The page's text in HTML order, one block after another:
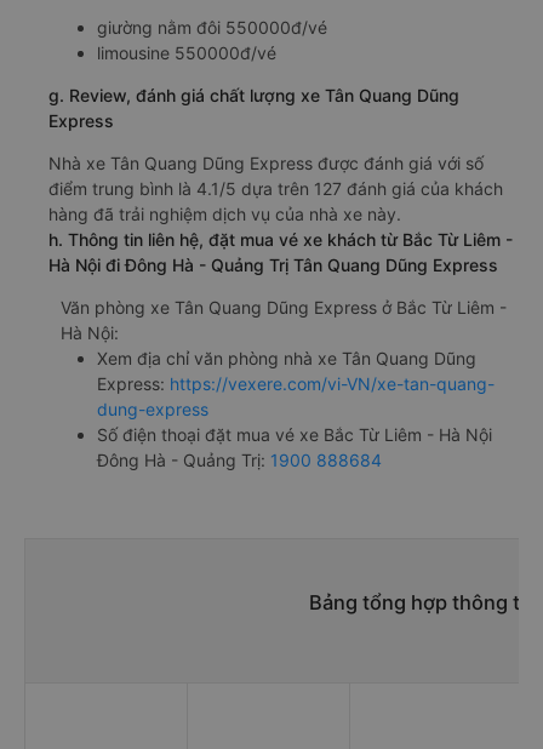
giường nằm đôi 550000đ/vé
limousine 550000đ/vé
g. Review, đánh giá chất lượng xe Tân Quang Dũng
Express
Nhà xe Tân Quang Dũng Express được đánh giá với số
điểm trung bình là 4.1/5 dựa trên 127 đánh giá của khách
hàng đã trải nghiệm dịch vụ của nhà xe này.
h. Thông tin liên hệ, đặt mua vé xe khách từ Bắc Từ Liêm -
Hà Nội đi Đông Hà - Quảng Trị Tân Quang Dũng Express
Văn phòng xe Tân Quang Dũng Express ở Bắc Từ Liêm -
Hà Nội:
Xem địa chỉ văn phòng nhà xe Tân Quang Dũng
Express: https://vexere.com/vi-VN/xe-tan-quang-
dung-express
Số điện thoại đặt mua vé xe Bắc Từ Liêm - Hà Nội
Đông Hà - Quảng Trị: 1900 888684
Bảng tổng hợp thông